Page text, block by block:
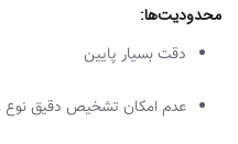
محدودیت‌ها:
دقت بسیار پایین
عدم امکان تشخیص دقیق